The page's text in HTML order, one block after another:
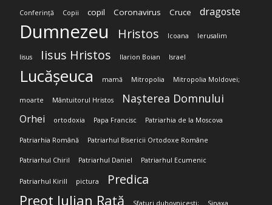
Conferință Copii copil Coronavirus Cruce dragoste
Dumnezeu Hristos Icoana Ierusalim
Iisus Iisus Hristos Ilarion Boian Israel
Lucășeuca mamă Mitropolia Mitropolia Moldovei;
moarte Mântuitorul Hristos Nașterea Domnului
Orhei ortodoxia Papa Francisc Patriarhia de la Moscova
Patriarhia Română Patriarhul Bisericii Ortodoxe Române
Patriarhul Chiril Patriarhul Daniel Patriarhul Ecumenic
Patriarhul Kirill pictura Predica
Preot Iulian Rață